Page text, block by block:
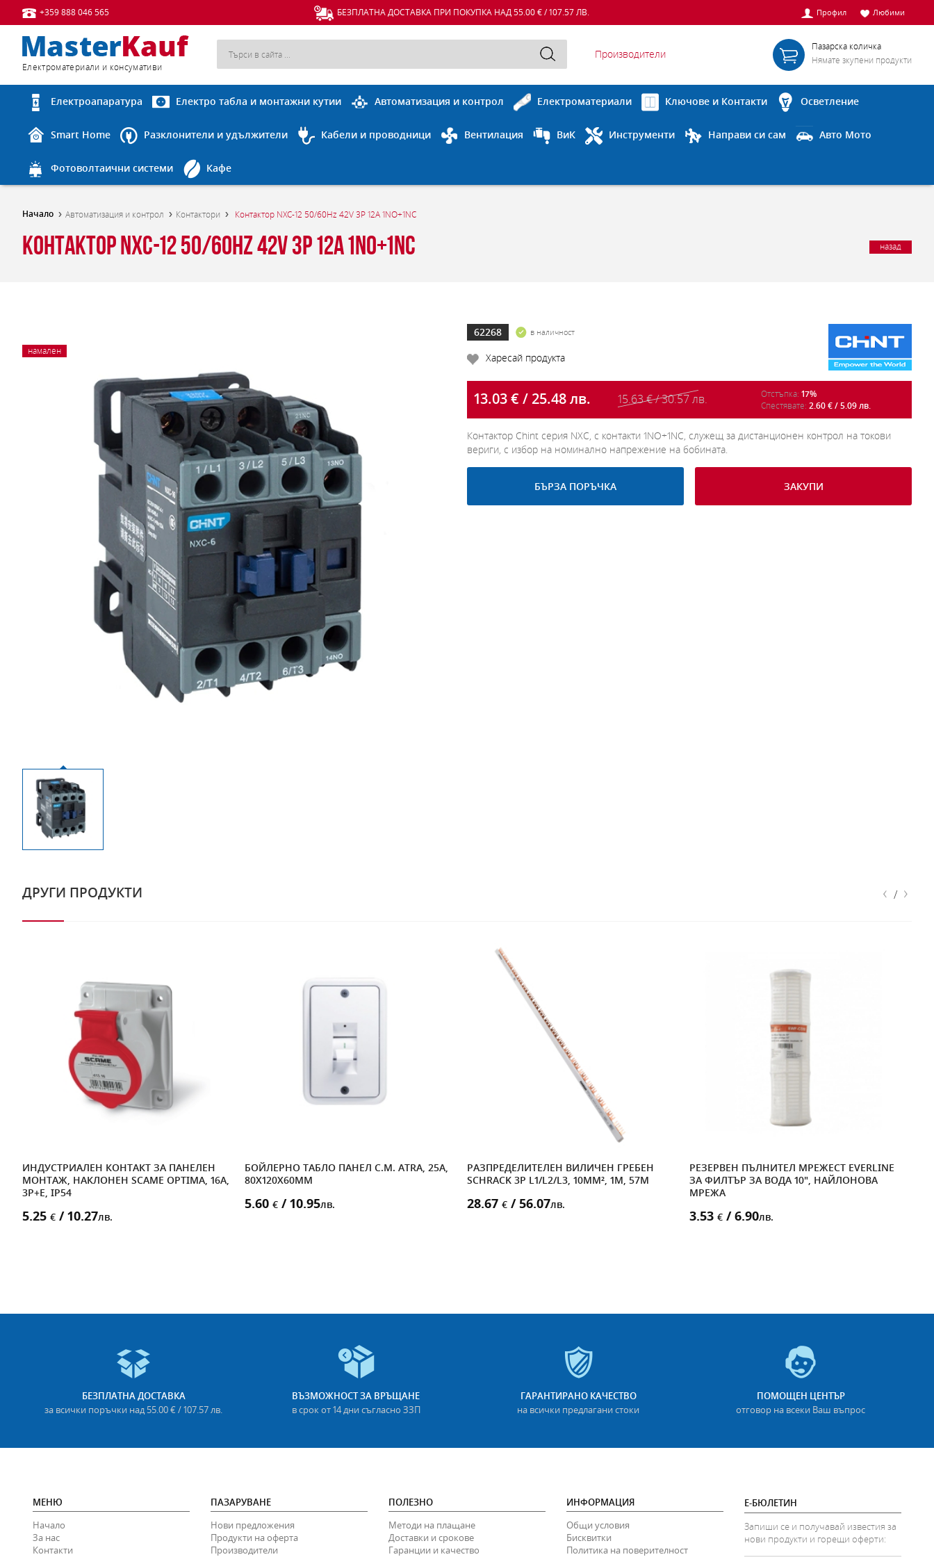
+359 888 046 565 Профил Любими
БЕЗПЛАТНА ДОСТАВКА ПРИ ПОКУПКА НАД 55.00 € / 107.57 ЛВ.
Eлектроматериали и консумативи
Пазарска количка
Нямате зкупени продукти
Производители
Електроапаратура Електро табла и монтажни кутии Автоматизация и контрол Електроматериали Ключове и Контакти Осветление
Smart Home Разклонители и удължители Кабели и проводници Вентилация ВиК Инструменти Направи си сам Авто Мото
Фотоволтаични системи Кафе
Начало Автоматизация и контрол Контактори Контактор NXC-12 50/60Hz 42V 3P 12A 1NO+1NC
Контактор NXC-12 50/60Hz 42V 3P 12A 1NO+1NC назад
намален
62268 в наличност
Харесай продукта
13.03 € / 25.48 лв. 15.63 € / 30.57 лв. Отстъпка:17%
Спестявате:2.60 € / 5.09 лв.
Контактор Chint серия NXC, с контакти 1NO+1NC, служещ за дистанционен контрол на токови
вериги, с избор на номинално напрежение на бобината.
БЪРЗА ПОРЪЧКА ЗАКУПИ
ДРУГИ ПРОДУКТИ ‹ / ›
ИНДУСТРИАЛЕН КОНТАКТ ЗА ПАНЕЛЕН
МОНТАЖ, НАКЛОНЕН SCAME OPTIMA, 16A,
3P+E, IP54
5.25 € / 10.27лв.
БОЙЛЕРНО ТАБЛО ПАНЕЛ С.М. ATRA, 25A,
80X120X60MM
5.60 € / 10.95лв.
РАЗПРЕДЕЛИТЕЛЕН ВИЛИЧЕН ГРЕБЕН
SCHRACK 3Р L1/L2/L3, 10MM², 1M, 57M
28.67 € / 56.07лв.
РЕЗЕРВЕН ПЪЛНИТЕЛ МРЕЖЕСТ EVERLINE
ЗА ФИЛТЪР ЗА ВОДА 10", НАЙЛОНОВА
МРЕЖА
3.53 € / 6.90лв.
БЕЗПЛАТНА ДОСТАВКА
за всички поръчки над 55.00 € / 107.57 лв.
ВЪЗМОЖНОСТ ЗА ВРЪЩАНЕ
в срок от 14 дни съгласно ЗЗП
ГАРАНТИРАНО КАЧЕСТВО
на всички предлагани стоки
ПОМОЩЕН ЦЕНТЪР
отговор на всеки Ваш въпрос
МЕНЮ
Начало
За нас
Контакти
ПАЗАРУВАНЕ
Нови предложения
Продукти на оферта
Производители
ПОЛЕЗНО
Методи на плащане
Доставки и срокове
Гаранции и качество
ИНФОРМАЦИЯ
Общи условия
Бисквитки
Политика на поверителност
Е-БЮЛЕТИН
Запиши се и получавай известия за
нови продукти и горещи оферти: